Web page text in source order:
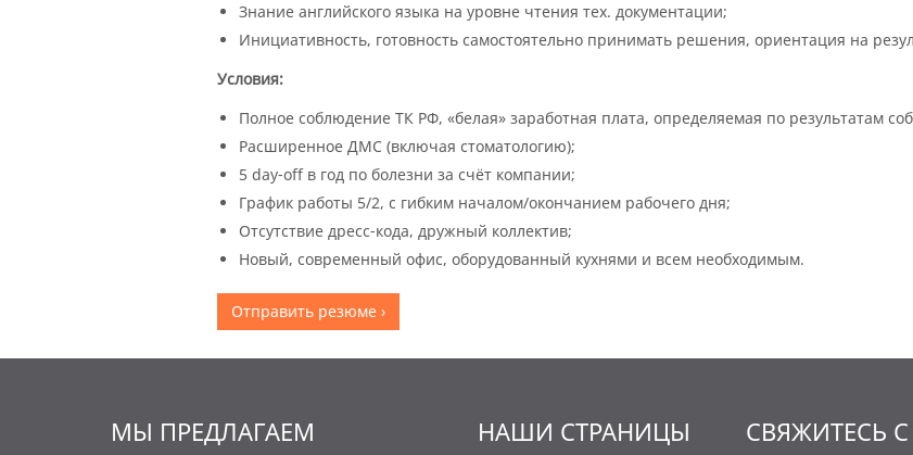
Знание английского языка на уровне чтения тех. документации;
Инициативность, готовность самостоятельно принимать решения, ориентация на
Условия:
Полное соблюдение ТК РФ, «белая» заработная плата, определяемая по результатам
Расширенное ДМС (включая стоматологию);
5 day-off в год по болезни за счёт компании;
График работы 5/2, с гибким началом/окончанием рабочего дня;
Отсутствие дресс-кода, дружный коллектив;
Новый, современный офис, оборудованный кухнями и всем необходимым.
Отправить резюме ›
МЫ ПРЕДЛАГАЕМ НАШИ СТРАНИЦЫ СВЯЖИТЕСЬ